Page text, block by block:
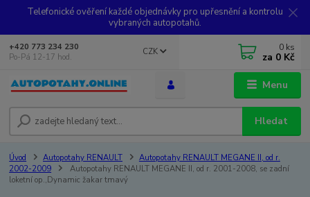
Telefonické ověření každé objednávky pro upřesnění a kontrolu
vybraných autopotahů.
Menu
CZK
Hledat
+420 773 234 230
Po-Pá 12-17 hod.
0 ks
za 0 Kč
Úvod Autopotahy RENAULT
Autopotahy RENAULT MEGANE II, od r.
2002-2009
Autopotahy RENAULT MEGANE II, od r. 2001-2008, se zadní
loketní op.,Dynamic žakar tmavý